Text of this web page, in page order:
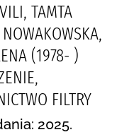
TAMTA
(1978- )
FILTRY
2025.